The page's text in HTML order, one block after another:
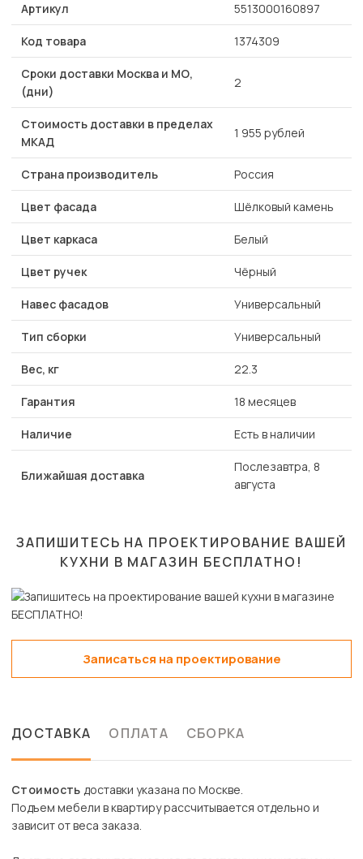
Артикул 5513000160897
Код товара 1374309
Сроки доставки Москва и МО,
(дни)
2
Стоимость доставки в пределах
МКАД
1 955 рублей
Страна производитель Россия
Цвет фасада Шёлковый камень
Цвет каркаса Белый
Цвет ручек Чёрный
Навес фасадов Универсальный
Тип сборки Универсальный
Вес, кг 22.3
Гарантия 18 месяцев
Наличие Есть в наличии
Ближайшая доставка
Послезавтра, 8
августа
ЗАПИШИТЕСЬ НА ПРОЕКТИРОВАНИЕ ВАШЕЙ
КУХНИ В МАГАЗИН БЕСПЛАТНО!
Записаться на проектирование
ДОСТАВКА ОПЛАТА СБОРКА
Стоимость доставки указана по Москве.
Подъем мебели в квартиру рассчитывается отдельно и
зависит от веса заказа.